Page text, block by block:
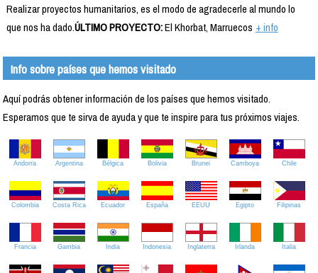
Realizar proyectos humanitarios, es el modo de agradecerle al mundo lo
que nos ha dado.ÚLTIMO PROYECTO:El Khorbat, Marruecos + info
Info sobre países que hemos visitado
Aquí podrás obtener información de los países que hemos visitado.
Esperamos que te sirva de ayuda y que te inspire para tus próximos viajes.
Andorra Argentina Bélgica Bolivia Brunei Camboya Chile
Colombia Costa Rica Ecuador España EEUU Egipto Filipinas
Francia Gambia India Indonesia Inglaterra Irlanda Italia